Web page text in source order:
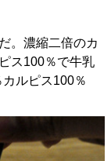
。濃縮二倍のカ
ス100％で牛乳
ルピス100％